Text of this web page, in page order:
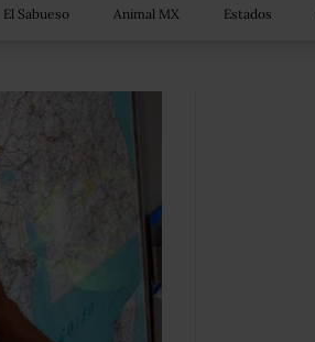
El Sabueso Animal MX Estados